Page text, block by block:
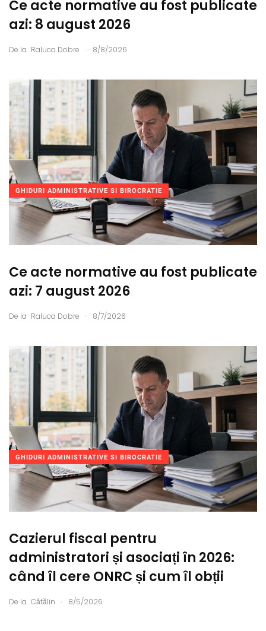
Ce acte normative au fost publicate
azi: 8 august 2026
De la Raluca Dobre . 8/8/2026
GHIDURI ADMINISTRATIVE SI BIROCRATIE
Ce acte normative au fost publicate
azi: 7 august 2026
De la Raluca Dobre . 8/7/2026
GHIDURI ADMINISTRATIVE SI BIROCRATIE
Cazierul fiscal pentru
administratori și asociați în 2026:
când îl cere ONRC și cum îl obții
De la Cătălin . 8/5/2026